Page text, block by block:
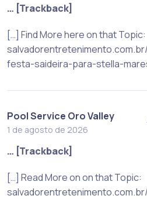
… [Trackback]
[…] Find More here on that Topic:
festa-saideira-para-stella-
Pool Service Oro Valley
1 de agosto de 2026
… [Trackback]
[…] Read More on on that Topic: